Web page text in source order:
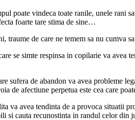
poate vindeca toate ranile, unele rani
foarte tare stima de sine…
traume de care ne temem sa nu cumva
se simte respinsa in copilarie va
sufera de abandon va avea probleme
de afectiune perpetua este cea care
va avea tendinta de a provoca situatii
si cauta recunostinta in randul celor din